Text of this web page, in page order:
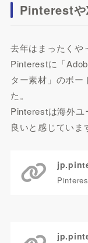
Pinterestや
去年はまったくや
Pinterestに「
ター素材」のボー
た。
Pinterestは海外
良いと感じていま